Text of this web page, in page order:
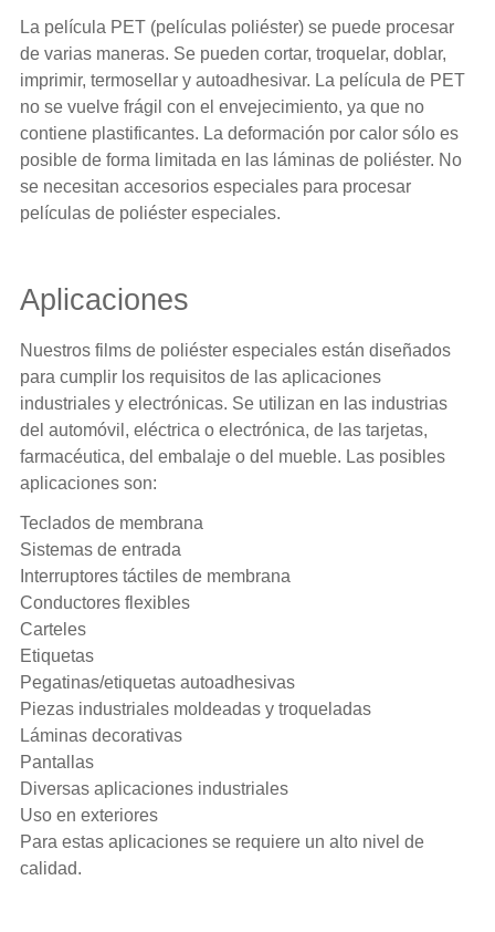
La película PET (películas poliéster) se puede procesar
de varias maneras. Se pueden cortar, troquelar, doblar,
imprimir, termosellar y autoadhesivar. La película de PET
no se vuelve frágil con el envejecimiento, ya que no
contiene plastificantes. La deformación por calor sólo es
posible de forma limitada en las láminas de poliéster. No
se necesitan accesorios especiales para procesar
películas de poliéster especiales.
Aplicaciones
Nuestros films de poliéster especiales están diseñados
para cumplir los requisitos de las aplicaciones
industriales y electrónicas. Se utilizan en las industrias
del automóvil, eléctrica o electrónica, de las tarjetas,
farmacéutica, del embalaje o del mueble. Las posibles
aplicaciones son:
Teclados de membrana
Sistemas de entrada
Interruptores táctiles de membrana
Conductores flexibles
Carteles
Etiquetas
Pegatinas/etiquetas autoadhesivas
Piezas industriales moldeadas y troqueladas
Láminas decorativas
Pantallas
Diversas aplicaciones industriales
Uso en exteriores
Para estas aplicaciones se requiere un alto nivel de
calidad.